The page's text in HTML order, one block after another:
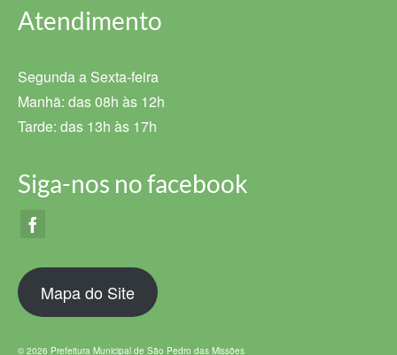
Atendimento
Segunda a Sexta-feira
Manhã: das 08h às 12h
Tarde: das 13h às 17h
Siga-nos no facebook
Mapa do Site
© 2026 Prefeitura Municipal de São Pedro das Missões